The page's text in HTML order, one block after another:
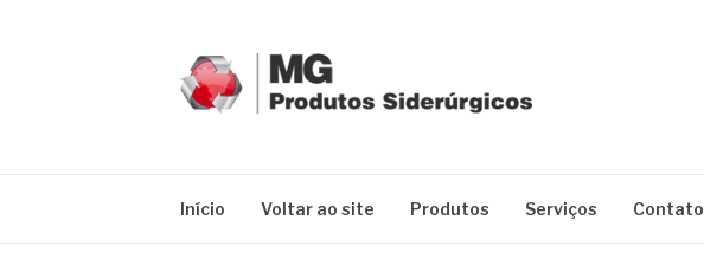
Início Voltar ao site Produtos Serviços Contato